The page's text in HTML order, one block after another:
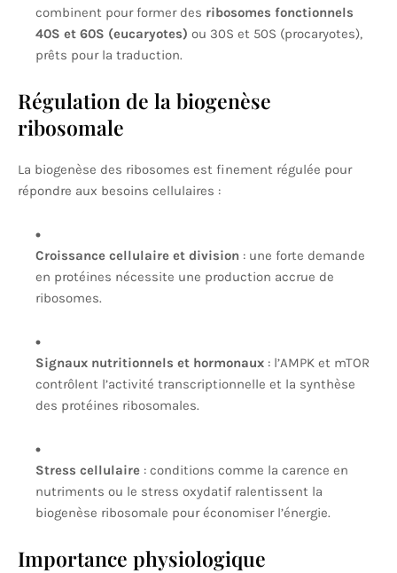
combinent pour former des ribosomes fonctionnels
40S et 60S (eucaryotes) ou 30S et 50S (procaryotes),
prêts pour la traduction.
Régulation de la biogenèse
ribosomale
La biogenèse des ribosomes est finement régulée pour
répondre aux besoins cellulaires :
Croissance cellulaire et division : une forte demande
en protéines nécessite une production accrue de
ribosomes.
Signaux nutritionnels et hormonaux : l’AMPK et mTOR
contrôlent l’activité transcriptionnelle et la synthèse
des protéines ribosomales.
Stress cellulaire : conditions comme la carence en
nutriments ou le stress oxydatif ralentissent la
biogenèse ribosomale pour économiser l’énergie.
Importance physiologique